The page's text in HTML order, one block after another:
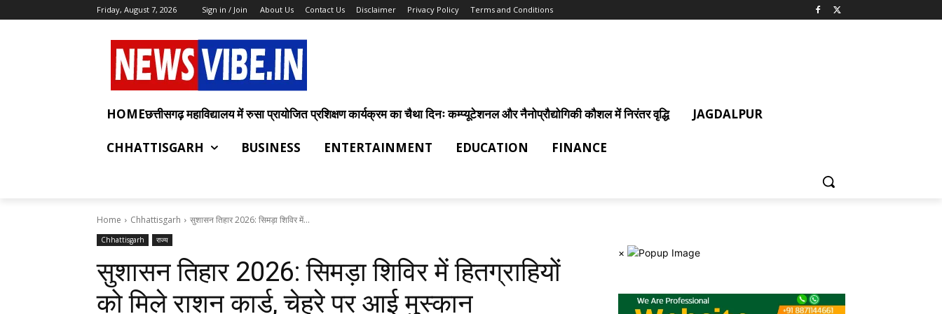
Friday, August 7, 2026 Sign in / Join About Us Contact Us Disclaimer Privacy Policy Terms and Conditions
HOMEछत्तीसगढ़ महाविद्यालय में रुसा प्रायोजित प्रशिक्षण कार्यक्रम का चैथा दिनः कम्प्यूटेशनल और नैनोप्रौद्योगिकी कौशल में निरंतर वृद्धि JAGDALPUR
CHHATTISGARH BUSINESS ENTERTAINMENT EDUCATION FINANCE
Home Chhattisgarh सुशासन तिहार 2026: सिमड़ा शिविर में...
Chhattisgarh राज्य
सुशासन तिहार 2026: सिमड़ा शिविर में हितग्राहियों
को मिले राशन कार्ड, चेहरे पर आई मुस्कान
×